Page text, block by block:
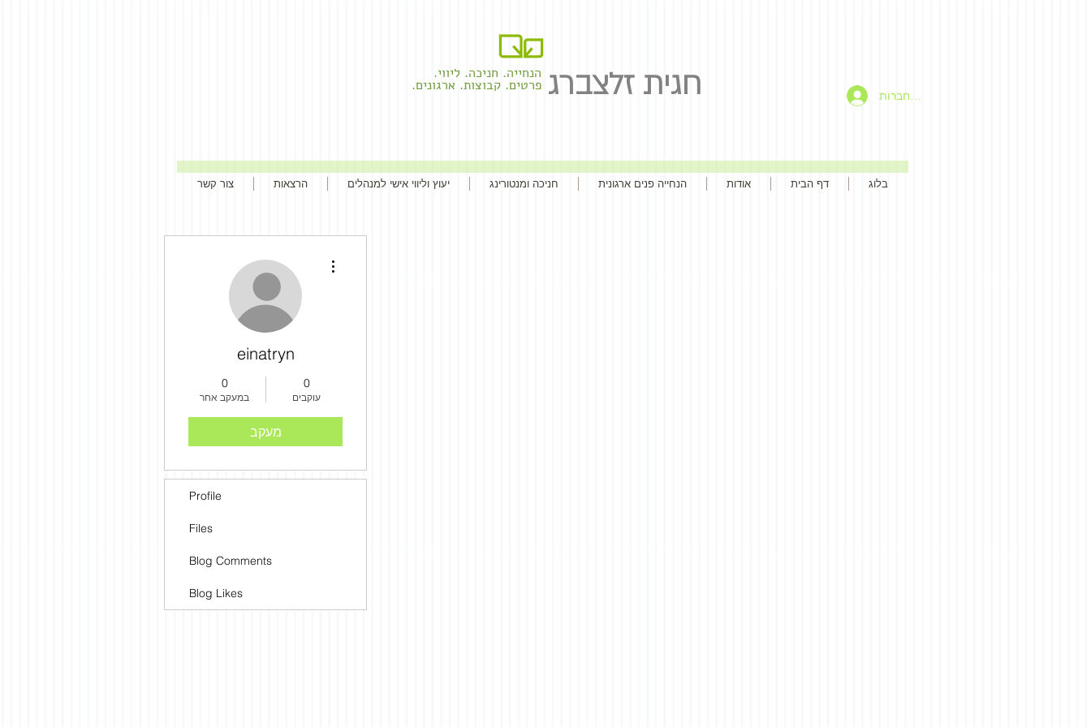
הנחייה. חניכה. ליווי.
פרטים. קבוצות. ארגונים. חגית זלצברג להתחברות
צור קשר הרצאות יעוץ וליווי אישי למנהלים חניכה ומנטורינג הנחייה פנים ארגונית אודות דף הבית בלוג
einatryn
0
עוקבים
0
במעקב אחר
מעקב
Profile
Files
Blog Comments
Blog Likes